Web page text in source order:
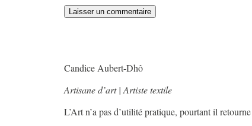
Candice Aubert-Dhô
Artisane d’art | Artiste textile
L’Art n’a pas d’utilité pratique, pourtant il